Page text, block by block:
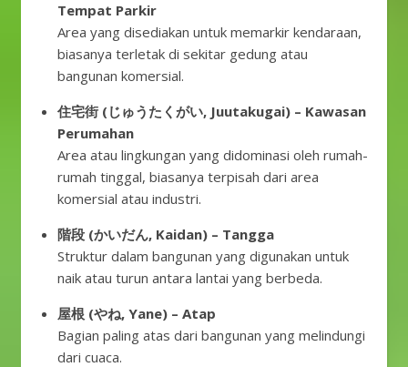
Tempat Parkir
Area yang disediakan untuk memarkir kendaraan,
biasanya terletak di sekitar gedung atau
bangunan komersial.
住宅街 (じゅうたくがい, Juutakugai) – Kawasan
Perumahan
Area atau lingkungan yang didominasi oleh rumah-
rumah tinggal, biasanya terpisah dari area
komersial atau industri.
階段 (かいだん, Kaidan) – Tangga
Struktur dalam bangunan yang digunakan untuk
naik atau turun antara lantai yang berbeda.
屋根 (やね, Yane) – Atap
Bagian paling atas dari bangunan yang melindungi
dari cuaca.